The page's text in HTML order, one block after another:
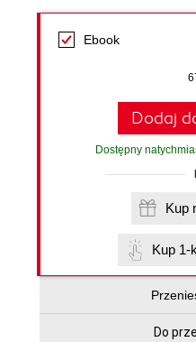
Ebook
Dodaj
Dostępny
Kup 1-
Do